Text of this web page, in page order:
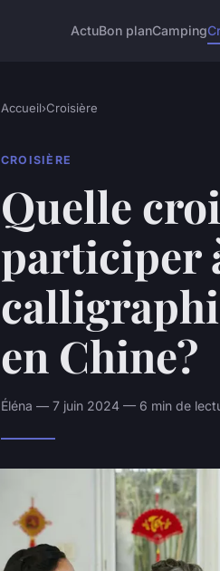
ActuBon planCamping
Accueil›Croisière
CROISIÈRE
Quelle
participer
en Chine?
Éléna — 7 juin 2024 — 6 min de